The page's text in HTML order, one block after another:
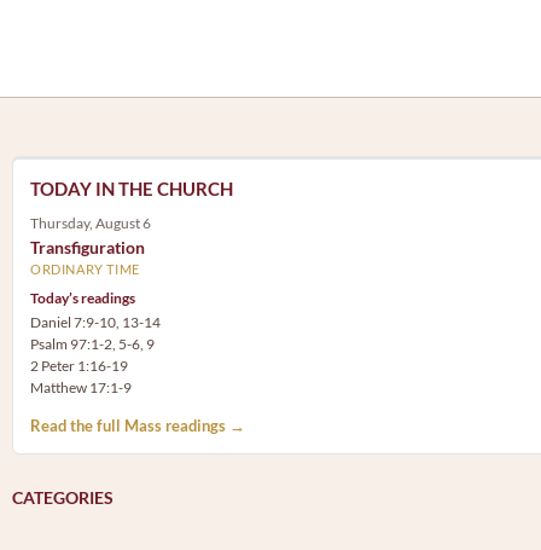
TODAY IN THE CHURCH
Thursday, August 6
Transfiguration
ORDINARY TIME
Today’s readings
Daniel 7:9-10, 13-14
Psalm 97:1-2, 5-6, 9
2 Peter 1:16-19
Matthew 17:1-9
Read the full Mass readings →
CATEGORIES